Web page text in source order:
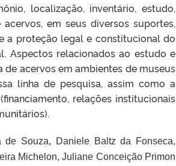
localização, inventário, estudo,
em seus diversos suportes,
a proteção legal e constitucional do
Aspectos relacionados ao estudo e
acervos em ambientes de museus
linha de pesquisa, assim como a
relações institucionais
de Souza,
Daniele Baltz da Fonseca,
Michelon,Juliane Conceição Primon